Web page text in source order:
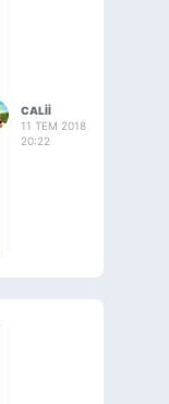
CALII
11 TEM 2018
20:22